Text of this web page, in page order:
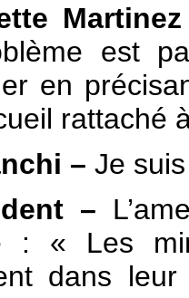
est
en
rattaché
– Je
–
: « Les
dans